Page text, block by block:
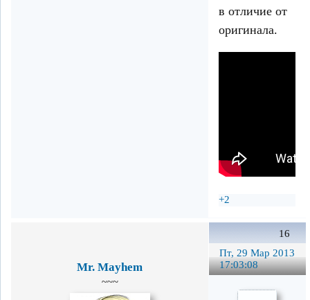
в отличие от
оригинала.
+2
16
Пт, 29 Мар 2013
17:03:08
Mr. Mayhem
~~~